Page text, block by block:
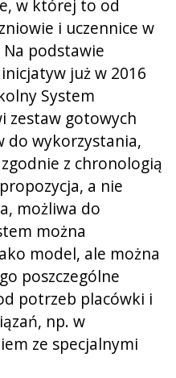
w której to od
i uczennice w
podstawie
już w 2016
System
zestaw gotowych
do wykorzystania,
z chronologią
a nie
możliwa do
można
model, ale można
poszczególne
potrzeb placówki i
np. w
ze specjalnymi